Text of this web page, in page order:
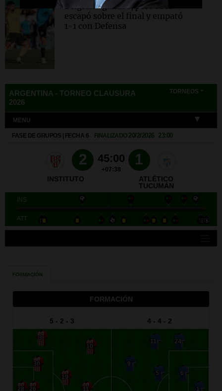
Belgrano ganaba, pero se le
escapó sobre el final y empató
1-1 con Defensa